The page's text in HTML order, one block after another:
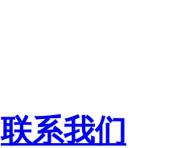
联系我们